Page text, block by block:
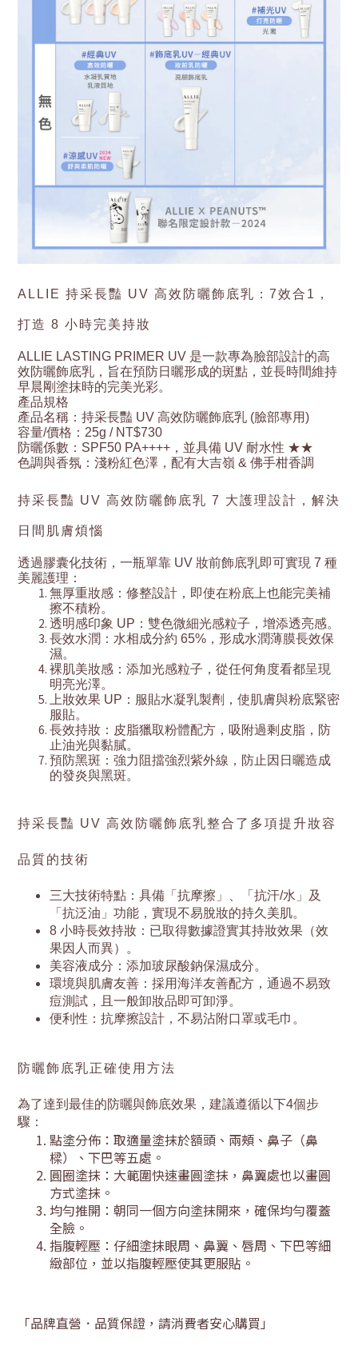
ALLIE 持采長豔 UV 高效防曬飾底乳：7效合1，
打造 8 小時完美持妝
ALLIE LASTING PRIMER UV 是一款專為臉部設計的高
效防曬飾底乳，旨在預防日曬形成的斑點，並長時間維持
早晨剛塗抹時的完美光彩。
產品規格
產品名稱：持采長豔 UV 高效防曬飾底乳 (臉部專用)
容量/價格：25g / NT$730
防曬係數：SPF50 PA++++，並具備 UV 耐水性 ★★
色調與香氛：淺粉紅色澤，配有大吉嶺 & 佛手柑香調
持采長豔 UV 高效防曬飾底乳 7 大護理設計，解決
日間肌膚煩惱
透過膠囊化技術，一瓶單靠 UV 妝前飾底乳即可實現 7 種
美麗護理：
無厚重妝感：修整設計，即使在粉底上也能完美補
擦不積粉。
透明感印象 UP：雙色微細光感粒子，增添透亮感。
長效水潤：水相成分約 65%，形成水潤薄膜長效保
濕。
裸肌美妝感：添加光感粒子，從任何角度看都呈現
明亮光澤。
上妝效果 UP：服貼水凝乳製劑，使肌膚與粉底緊密
服貼。
長效持妝：皮脂獵取粉體配方，吸附過剩皮脂，防
止油光與黏膩。
預防黑斑：強力阻擋強烈紫外線，防止因日曬造成
的發炎與黑斑。
持采長豔 UV 高效防曬飾底乳整合了多項提升妝容
品質的技術
三大技術特點：具備「抗摩擦」、「抗汗/水」及
「抗泛油」功能，實現不易脫妝的持久美肌。
8 小時長效持妝：已取得數據證實其持妝效果（效
果因人而異）。
美容液成分：添加玻尿酸鈉保濕成分。
環境與肌膚友善：採用海洋友善配方，通過不易致
痘測試，且一般卸妝品即可卸淨。
便利性：抗摩擦設計，不易沾附口罩或毛巾。
防曬飾底乳正確使用方法
為了達到最佳的防曬與飾底效果，建議遵循以下4個步
驟：
點塗分佈：取適量塗抹於額頭、兩頰、鼻子（鼻
樑）、下巴等五處。
圓圈塗抹：大範圍快速畫圓塗抹，鼻翼處也以畫圓
方式塗抹。
均勻推開：朝同一個方向塗抹開來，確保均勻覆蓋
全臉。
指腹輕壓：仔細塗抹眼周、鼻翼、唇周、下巴等細
緻部位，並以指腹輕壓使其更服貼。
「品牌直營．品質保證，請消費者安心購買」